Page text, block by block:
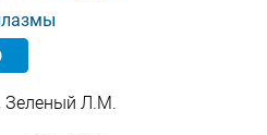
Зеленый Л.М.